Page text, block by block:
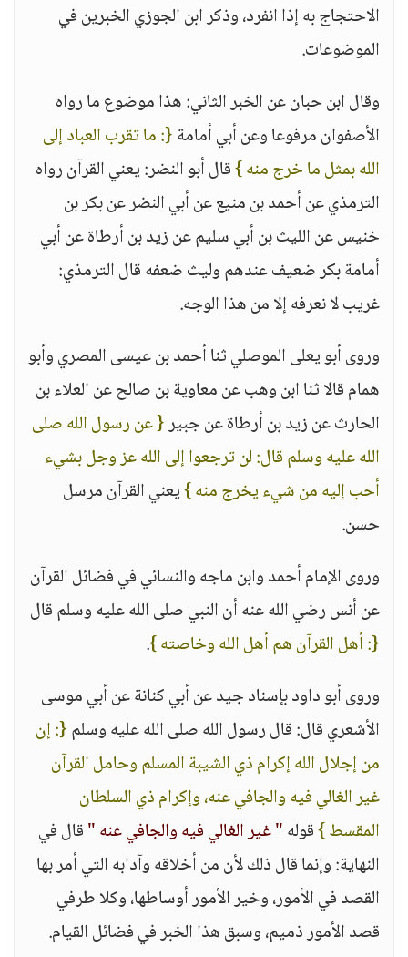
الاحتجاج به إذا انفرد، وذكر ابن الجوزي الخبرين في
الموضوعات.
وقال ابن حبان عن الخبر الثاني: هذا موضوع ما رواه
الأصفوان مرفوعا وعن أبي أمامة{: ما تقرب العباد إلى
الله بمثل ما خرج منه }قال أبو النضر: يعني القرآن رواه
الترمذي عن أحمد بن منيع عن أبي النضر عن بكر بن
خنيس عن الليث بن أبي سليم عن زيد بن أرطاة عن أبي
أمامة بكر ضعيف عندهم وليث ضعفه قال الترمذي:
غريب لا نعرفه إلا من هذا الوجه.
وروى أبو يعلى الموصلي ثنا أحمد بن عيسى المصري وأبو
همام قالا ثنا ابن وهب عن معاوية بن صالح عن العلاء بن
الحارث عن زيد بن أرطاة عن جبير{ عن رسول الله صلى
الله عليه وسلم قال: لن ترجعوا إلى الله عز وجل بشيء
أحب إليه من شيء يخرج منه }يعني القرآن مرسل
حسن.
وروى الإمام أحمد وابن ماجه والنسائي في فضائل القرآن
عن أنس رضي الله عنه أن النبي صلى الله عليه وسلم قال
{: أهل القرآن هم أهل الله وخاصته }.
وروى أبو داود بإسناد جيد عن أبي كنانة عن أبي موسى
الأشعري قال: قال رسول الله صلى الله عليه وسلم{: إن
من إجلال الله إكرام ذي الشيبة المسلم وحامل القرآن
غير الغالي فيه والجافي عنه، وإكرام ذي السلطان
المقسط }قوله" غير الغالي فيه والجافي عنه "قال في
النهاية: وإنما قال ذلك لأن من أخلاقه وآدابه التي أمر بها
القصد في الأمور، وخير الأمور أوساطها، وكلا طرفي
قصد الأمور ذميم، وسبق هذا الخبر في فضائل القيام.